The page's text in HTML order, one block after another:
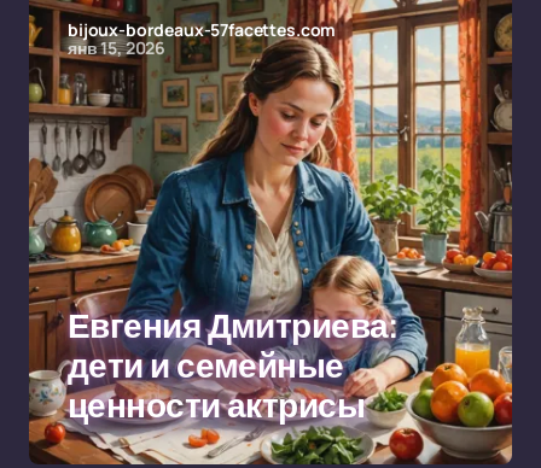
bijoux-bordeaux-57facettes.com
янв 15, 2026
Евгения Дмитриева:
дети и семейные
ценности актрисы